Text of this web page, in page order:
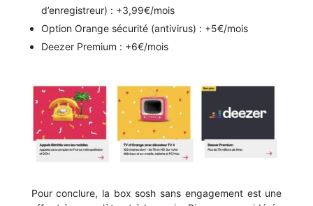
d’enregistreur) : +3,99€/mois
Option Orange sécurité (antivirus) : +5€/mois
Deezer Premium : +6€/mois
Pour conclure, la box sosh sans engagement est une